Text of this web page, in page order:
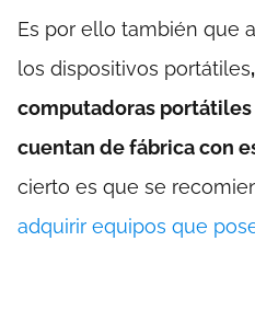
Es por ello también que
los dispositivos portátiles
computadoras
cuentan de fábrica con
cierto es que se
adquirir equipos que